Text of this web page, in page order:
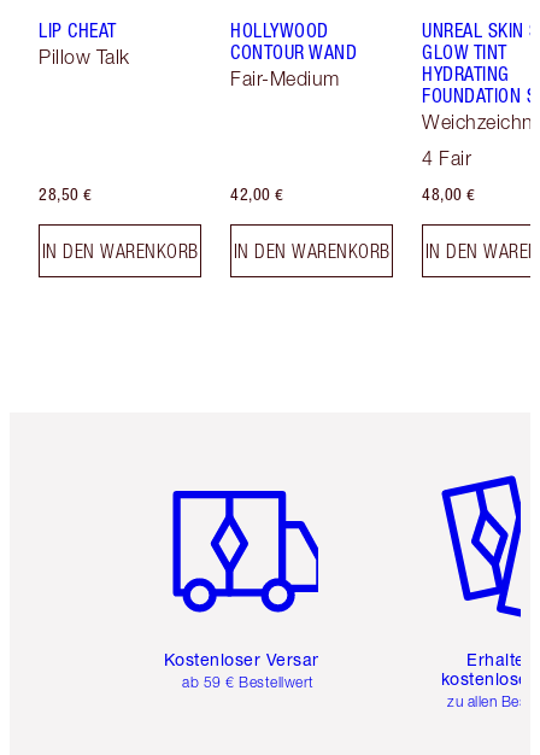
LIP CHEAT
Pillow Talk
28,50 €
IN DEN WARENKORB
HOLLYWOOD
CONTOUR WAND
Fair-Medium
42,00 €
IN DEN WARENKORB
UNREAL SKIN
GLOW TINT
HYDRATING
FOUNDATION
4 Fair
48,00 €
IN DEN
Kostenloser Versand
ab 59 € Bestellwert
Erhalte
kostenlose
zu allen